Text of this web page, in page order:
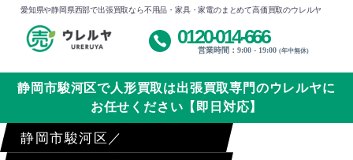
愛知県や静岡県西部で出張買取なら不用品・家具・家電のまとめて高価買取のウレルヤ
0120-014-666
営業時間：9:00 - 19:00 (年中無休)
静岡市駿河区で人形買取は出張買取専門のウレルヤに
お任せください【即日対応】
静岡市駿河区／